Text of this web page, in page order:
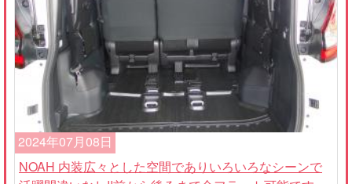
2024年07月08日
NOAH 内装広々とした空間でありいろいろなシーンで